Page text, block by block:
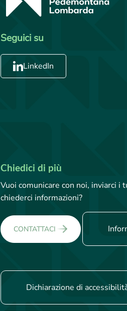
Seguici su
LinkedIn
Chiedici di più
Vuoi comunicare con noi, inviarci
chiederci informazioni?
CONTATTACI
Dichiarazione di